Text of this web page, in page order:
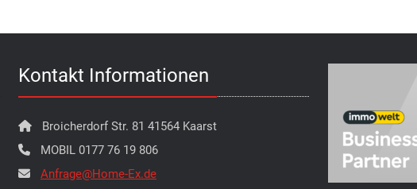
Kontakt Informationen
Broicherdorf Str. 81 41564 Kaarst
MOBIL 0177 76 19 806
Anfrage@Home-Ex.de